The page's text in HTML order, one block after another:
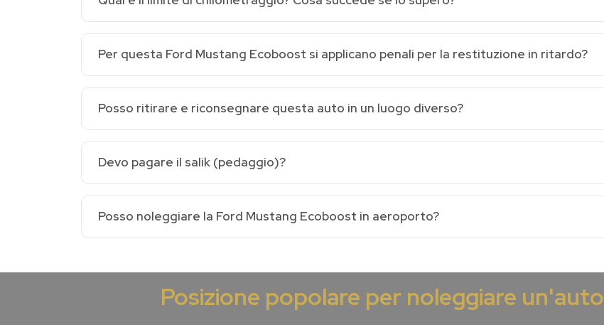
Per questa Ford Mustang Ecoboost si applicano penali per la restituzione in ritardo?
Posso ritirare e riconsegnare questa auto in un luogo diverso?
Devo pagare il salik (pedaggio)?
Posso noleggiare la Ford Mustang Ecoboost in aeroporto?
Posizione popolare per noleggiare un'auto